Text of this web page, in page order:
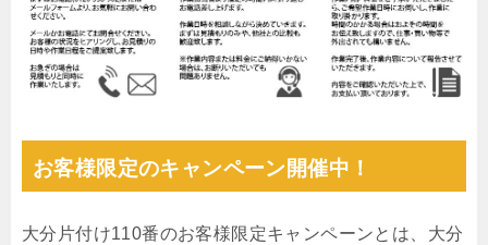
お客様限定のキャンペーン開催中！
大分片付け110番のお客様限定キャンペーンとは、大分